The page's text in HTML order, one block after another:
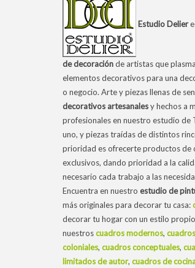
Estudio Delier
de decoraciónde artistas que
elementos decorativos para una
o negocio. Arte y piezas llenas de
decorativos artesanalesy hechos a
profesionales en nuestro estudio de
uno, y piezas traídas de distintos
prioridad es ofrecerte productos de
exclusivos, dando prioridad a la
necesario cada trabajo a las
Encuentra en nuestro estudio de
más originales para decorar tu casa:
decorar tu hogar con un estilo
nuestroscuadros modernos,
coloniales, cuadros conceptuales,
limitados de autor, cuadros de